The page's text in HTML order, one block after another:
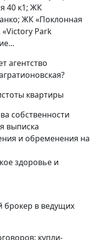
40 к1; ЖК
ЖК «Поклонная
«Victory Park
агентство
квартиры
собственности
выписка
и обременения на
здоровье и
брокер в ведущих
купли-